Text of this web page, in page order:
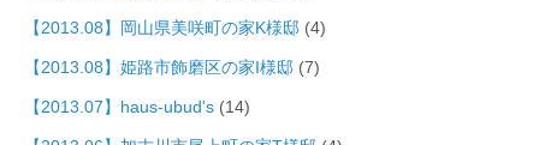
【2013.08】岡山県美咲町の家K様邸 (4)
【2013.08】姫路市飾磨区の家I様邸 (7)
【2013.07】haus-ubud's (14)